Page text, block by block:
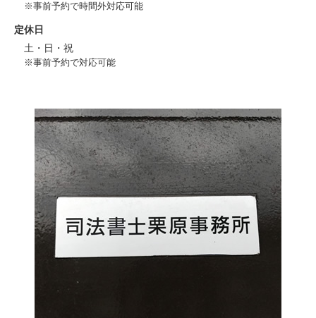
※事前予約で時間外対応可能
定休日
土・日・祝
※事前予約で対応可能